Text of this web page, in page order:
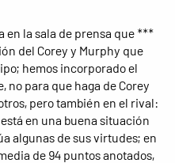
en la sala de prensa que ***
del Corey y Murphy que
hemos incorporado el
no para que haga de Corey
pero también en el rival:
en una buena situación
algunas de sus virtudes; en
de 94 puntos anotados,